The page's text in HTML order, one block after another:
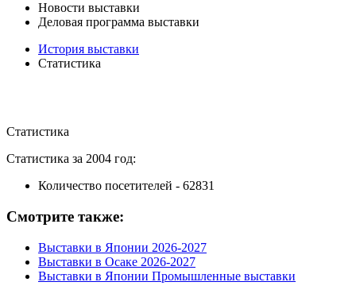
Новости выставки
Деловая программа выставки
История выставки
Статистика
Статистика
Статистика за 2004 год:
Количество посетителей - 62831
Смотрите также:
Выставки в Японии 2026-2027
Выставки в Осаке 2026-2027
Выставки в Японии Промышленные выставки